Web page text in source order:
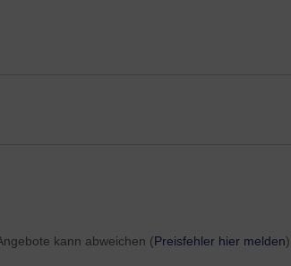
Verlängerung um je 1 Monat, wenn
kann abweichen (Preisfehler hier melden).